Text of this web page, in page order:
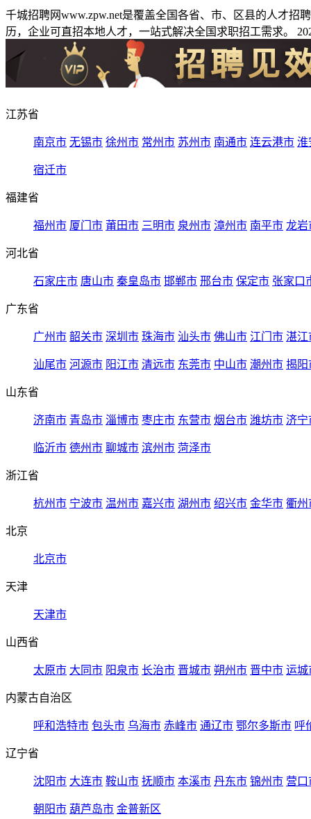
千城招聘网www.zpw.net是覆盖全国各省、市、区县的人才
历，企业可直招本地人才，一站式解决全国求职招工需求。
江苏省
南京市 无锡市 徐州市 常州市 苏州市 南通市 连云港市 淮
宿迁市
福建省
福州市 厦门市 莆田市 三明市 泉州市 漳州市 南平市 龙岩
河北省
石家庄市 唐山市 秦皇岛市 邯郸市 邢台市 保定市 张家口
广东省
广州市 韶关市 深圳市 珠海市 汕头市 佛山市 江门市 湛江
汕尾市 河源市 阳江市 清远市 东莞市 中山市 潮州市 揭阳
山东省
济南市 青岛市 淄博市 枣庄市 东营市 烟台市 潍坊市 济宁
临沂市 德州市 聊城市 滨州市 菏泽市
浙江省
杭州市 宁波市 温州市 嘉兴市 湖州市 绍兴市 金华市 衢州
北京
北京市
天津
天津市
山西省
太原市 大同市 阳泉市 长治市 晋城市 朔州市 晋中市 运城
内蒙古自治区
呼和浩特市 包头市 乌海市 赤峰市 通辽市 鄂尔多斯市 呼
辽宁省
沈阳市 大连市 鞍山市 抚顺市 本溪市 丹东市 锦州市 营口
朝阳市 葫芦岛市 金普新区